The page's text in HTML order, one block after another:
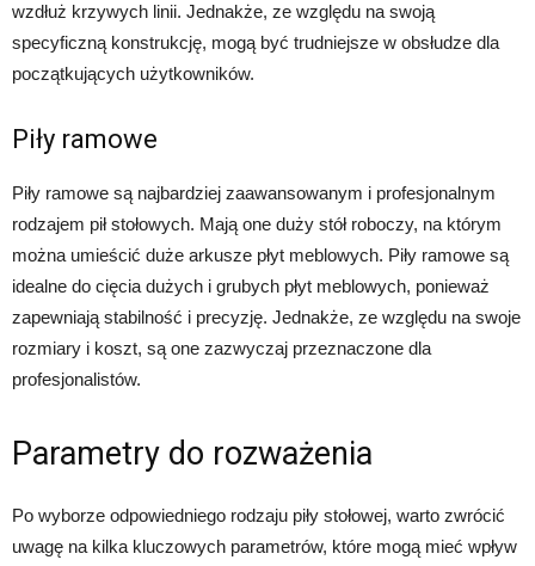
wzdłuż krzywych linii. Jednakże, ze względu na swoją
specyficzną konstrukcję, mogą być trudniejsze w obsłudze dla
początkujących użytkowników.
Piły ramowe
Piły ramowe są najbardziej zaawansowanym i profesjonalnym
rodzajem pił stołowych. Mają one duży stół roboczy, na którym
można umieścić duże arkusze płyt meblowych. Piły ramowe są
idealne do cięcia dużych i grubych płyt meblowych, ponieważ
zapewniają stabilność i precyzję. Jednakże, ze względu na swoje
rozmiary i koszt, są one zazwyczaj przeznaczone dla
profesjonalistów.
Parametry do rozważenia
Po wyborze odpowiedniego rodzaju piły stołowej, warto zwrócić
uwagę na kilka kluczowych parametrów, które mogą mieć wpływ